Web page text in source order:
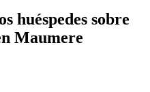
huéspedes sobre
Maumere